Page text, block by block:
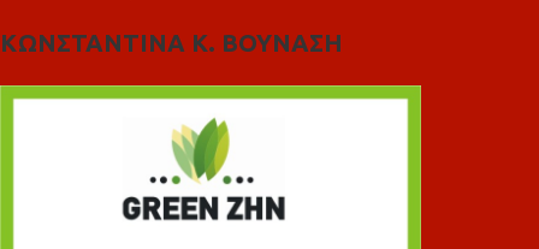
ΚΩΝΣΤΑΝΤΙΝΑ Κ. ΒΟΥΝΑΣΗ